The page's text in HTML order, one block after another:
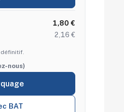
1,80 €
2,16 €
définitif.
nous)
BAT